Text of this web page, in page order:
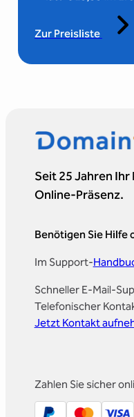
Zur Preisliste
Seit 25 Jahren
Online-Präsenz.
Benötigen Sie Hilfe
Im Support-
Schneller E-Mail-
Telefonischer
Jetzt Kontakt
Zahlen Sie sicher